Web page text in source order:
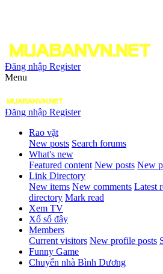
Đăng nhập Register
Menu
Đăng nhập Register
Rao vặt
New posts Search forums
What's new
Featured content New posts New
Link Directory
New items New comments Latest
directory Mark read
Xem TV
Xổ số đây
Members
Current visitors New profile posts
Funny Game
Chuyển nhà Bình Dương